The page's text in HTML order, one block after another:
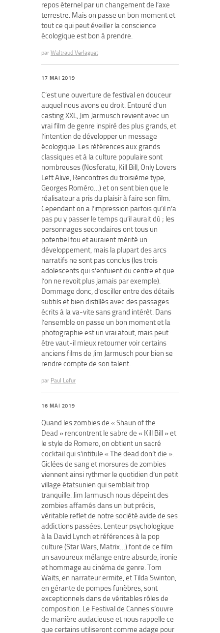
repos éternel par un changement de l’axe
terrestre. Mais on passe un bon moment et
tout ce qui peut éveiller la conscience
écologique est bon à prendre.
par Waltraud Verlaguet
17 MAI 2019
C’est une ouverture de festival en douceur
auquel nous avons eu droit. Entouré d’un
casting XXL, Jim Jarmusch revient avec un
vrai film de genre inspiré des plus grands, et
l’intention de développer un message
écologique. Les références aux grands
classiques et à la culture populaire sont
nombreuses (Nosferatu, Kill Bill, Only Lovers
Left Alive, Rencontres du troisième type,
Georges Roméro…) et on sent bien que le
réalisateur a pris du plaisir à faire son film.
Cependant on a l’impression parfois qu’il n’a
pas pu y passer le temps qu’il aurait dû ; les
personnages secondaires ont tous un
potentiel fou et auraient mérité un
développement, mais la plupart des arcs
narratifs ne sont pas conclus (les trois
adolescents qui s’enfuient du centre et que
l’on ne revoit plus jamais par exemple).
Dommage donc, d’osciller entre des détails
subtils et bien distillés avec des passages
écrits à la va-vite sans grand intérêt. Dans
l’ensemble on passe un bon moment et la
photographie est un vrai atout, mais peut-
être vaut-il mieux retourner voir certains
anciens films de Jim Jarmusch pour bien se
rendre compte de son talent.
par Paul Lefur
16 MAI 2019
Quand les zombies de « Shaun of the
Dead » rencontrent le sabre de « Kill Bill » et
le style de Romero, on obtient un sacré
cocktail qui s’intitule « The dead don’t die ».
Giclées de sang et morsures de zombies
viennent ainsi rythmer le quotidien d’un petit
village étatsunien qui semblait trop
tranquille. Jim Jarmusch nous dépeint des
zombies affamés dans un but précis,
véritable reflet de notre société avide de ses
addictions passées. Lenteur psychologique
à la David Lynch et références à la pop
culture (Star Wars, Matrix…) font de ce film
un savoureux mélange entre absurde, ironie
et hommage au cinéma de genre. Tom
Waits, en narrateur ermite, et Tilda Swinton,
en gérante de pompes funèbres, sont
exceptionnels dans de véritables rôles de
composition. Le Festival de Cannes s’ouvre
de manière audacieuse et nous rappelle ce
que certains utiliseront comme adage pour